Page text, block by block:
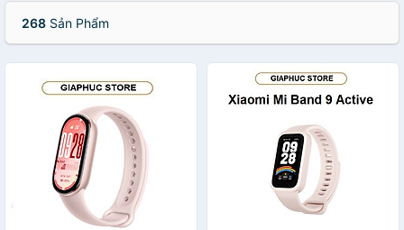
268 Sản Phẩm